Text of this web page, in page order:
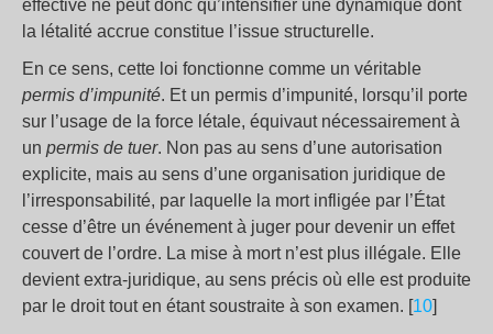
effective ne peut donc qu’intensifier une dynamique dont
la létalité accrue constitue l’issue structurelle.
En ce sens, cette loi fonctionne comme un véritable
permis d’impunité. Et un permis d’impunité, lorsqu’il porte
sur l’usage de la force létale, équivaut nécessairement à
un permis de tuer. Non pas au sens d’une autorisation
explicite, mais au sens d’une organisation juridique de
l’irresponsabilité, par laquelle la mort infligée par l’État
cesse d’être un événement à juger pour devenir un effet
couvert de l’ordre. La mise à mort n’est plus illégale. Elle
devient extra-juridique, au sens précis où elle est produite
par le droit tout en étant soustraite à son examen. [10]